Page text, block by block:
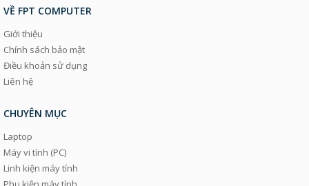
VỀ FPT COMPUTER
Giới thiệu
Chính sách bảo mật
Điều khoản sử dụng
Liên hệ
CHUYÊN MỤC
Laptop
Máy vi tính (PC)
Linh kiện máy tính